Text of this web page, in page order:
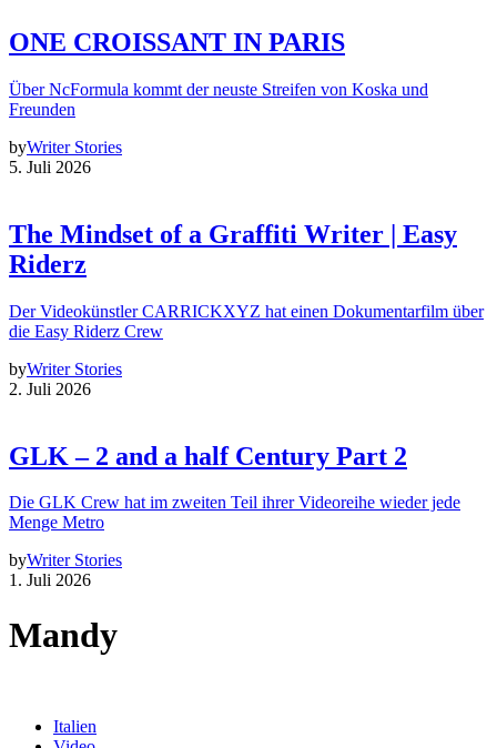
ONE CROISSANT IN PARIS
Über NcFormula kommt der neuste Streifen von Koska und
Freunden
byWriter Stories
5. Juli 2026
The Mindset of a Graffiti Writer | Easy
Riderz
Der Videokünstler CARRICKXYZ hat einen Dokumentarfilm über
die Easy Riderz Crew
byWriter Stories
2. Juli 2026
GLK – 2 and a half Century Part 2
Die GLK Crew hat im zweiten Teil ihrer Videoreihe wieder jede
Menge Metro
byWriter Stories
1. Juli 2026
Mandy
Italien